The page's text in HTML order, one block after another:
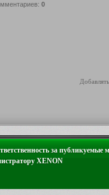
: 0
за публикуемые
XENON